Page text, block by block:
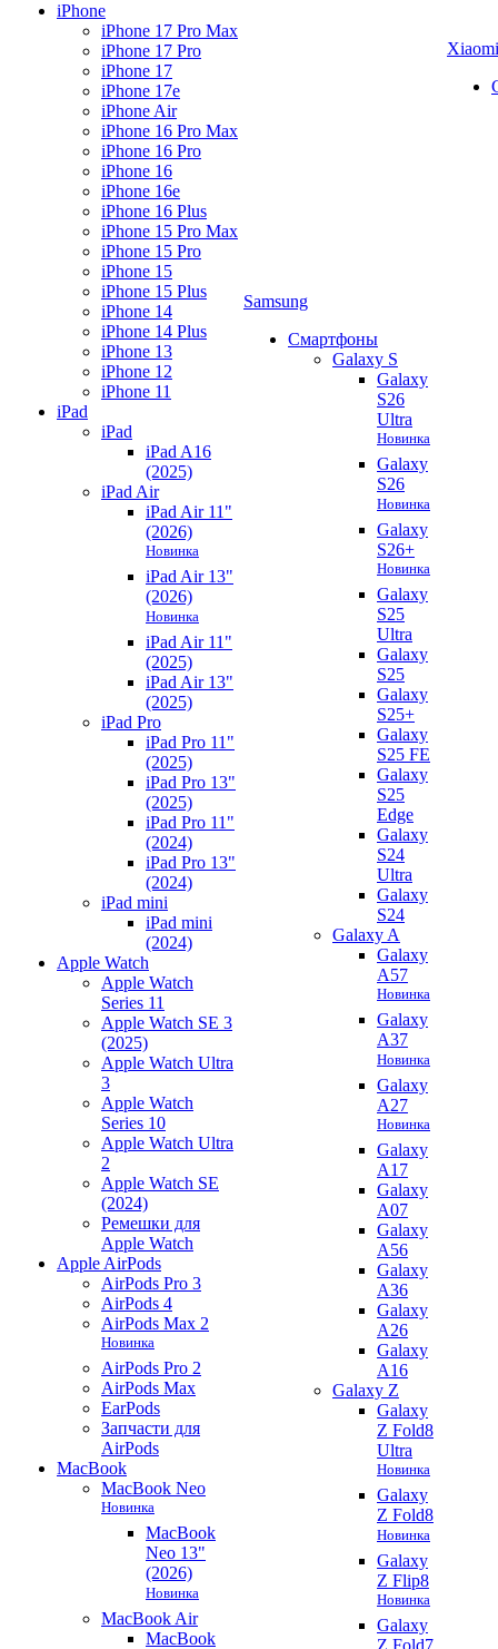
iPhone
iPhone 17 Pro Max
iPhone 17 Pro
iPhone 17
iPhone 17e
iPhone Air
iPhone 16 Pro Max
iPhone 16 Pro
iPhone 16
iPhone 16e
iPhone 16 Plus
iPhone 15 Pro Max
iPhone 15 Pro
iPhone 15
iPhone 15 Plus
iPhone 14
iPhone 14 Plus
iPhone 13
iPhone 12
iPhone 11
iPad
iPad
iPad A16
(2025)
iPad Air
iPad Air 11"
(2026)
Новинка
iPad Air 13"
(2026)
Новинка
iPad Air 11"
(2025)
iPad Air 13"
(2025)
iPad Pro
iPad Pro 11"
(2025)
iPad Pro 13"
(2025)
iPad Pro 11"
(2024)
iPad Pro 13"
(2024)
iPad mini
iPad mini
(2024)
Apple Watch
Apple Watch
Series 11
Apple Watch SE 3
(2025)
Apple Watch Ultra
3
Apple Watch
Series 10
Apple Watch Ultra
2
Apple Watch SE
(2024)
Ремешки для
Apple Watch
Apple AirPods
AirPods Pro 3
AirPods 4
AirPods Max 2
Новинка
AirPods Pro 2
AirPods Max
EarPods
Запчасти для
AirPods
MacBook
MacBook Neo
Новинка
MacBook
Neo 13"
(2026)
Новинка
MacBook Air
MacBook
Samsung
Смартфоны
Galaxy S
Galaxy
S26
Ultra
Новинка
Galaxy
S26
Новинка
Galaxy
S26+
Новинка
Galaxy
S25
Ultra
Galaxy
S25
Galaxy
S25+
Galaxy
S25 FE
Galaxy
S25
Edge
Galaxy
S24
Ultra
Galaxy
S24
Galaxy A
Galaxy
A57
Новинка
Galaxy
A37
Новинка
Galaxy
A27
Новинка
Galaxy
A17
Galaxy
A07
Galaxy
A56
Galaxy
A36
Galaxy
A26
Galaxy
A16
Galaxy Z
Galaxy
Z Fold8
Ultra
Новинка
Galaxy
Z Fold8
Новинка
Galaxy
Z Flip8
Новинка
Galaxy
Z Fold7
Xiaomi